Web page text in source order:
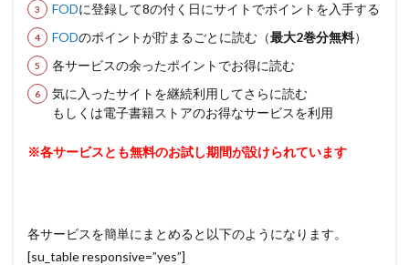
FODに登録して8の付く日にサイトでポイントを入手する
FODのポイントが貯まるごとに読む（最大2巻分無料）
各サービスの余ったポイントでお得に読む
気に入ったサイトを継続利用してさらに読む
もしくは電子書籍ストアのお得なサービスを利用
※各サービスとも無料のお試し期間が設けられています
各サービスを簡単にまとめると以下のようになります。
[su_table responsive=”yes”]